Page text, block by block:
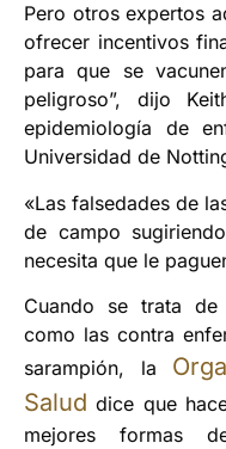
Pero otros expertos
ofrecer incentivos
para que se
peligroso”, dijo
epidemiología de
Universidad de
«Las falsedades de
de campo
necesita que le
Cuando se trata
como las contra
sarampión, la
Salud dice que
mejores formas